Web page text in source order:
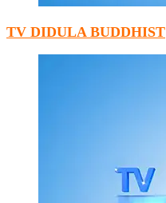
TV DIDULA BUDDHIST